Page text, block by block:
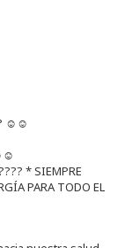
* SIEMPRE
PARA TODO EL